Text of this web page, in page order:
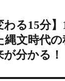
わる15分
縄文時代
分かる！